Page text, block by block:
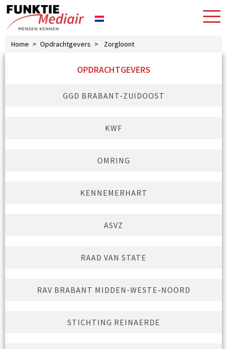
Home > Opdrachtgevers > Zorgloont
OPDRACHTGEVERS
GGD BRABANT-ZUIDOOST
KWF
OMRING
KENNEMERHART
ASVZ
RAAD VAN STATE
RAV BRABANT MIDDEN-WESTE-NOORD
STICHTING REINAERDE